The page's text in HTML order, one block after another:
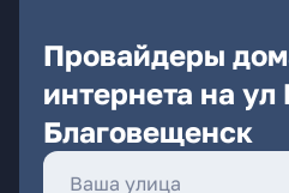
Провайдеры
интернета на ул
Благовещенск